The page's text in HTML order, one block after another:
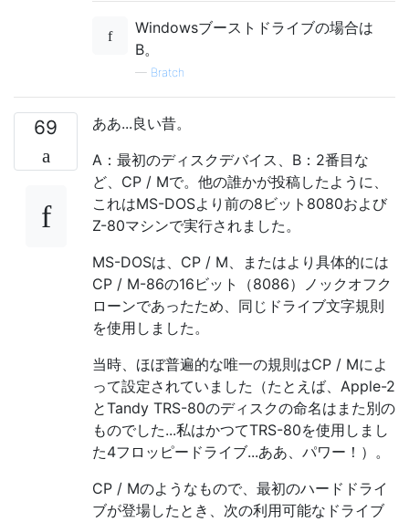
Windowsブーストドライブの場合は
B。
— Bratch
69
ああ...良い昔。
A：最初のディスクデバイス、B：2番目な
ど、CP / Mで。他の誰かが投稿したように、
これはMS-DOSより前の8ビット8080および
Z-80マシンで実行されました。
MS-DOSは、CP / M、またはより具体的には
CP / M-86の16ビット（8086）ノックオフク
ローンであったため、同じドライブ文字規則
を使用しました。
当時、ほぼ普遍的な唯一の規則はCP / Mによ
って設定されていました（たとえば、Apple-2
とTandy TRS-80のディスクの命名はまた別の
ものでした...私はかつてTRS-80を使用しまし
た4フロッピードライブ...ああ、パワー！）。
CP / Mのようなもので、最初のハードドライ
ブが登場したとき、次の利用可能なドライブ